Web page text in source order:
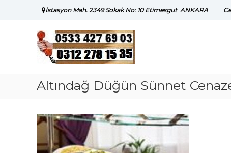
İstasyon Mah. 2349 Sokak No: 10 Etimesgut ANKARA
Altındağ Düğün Sünnet